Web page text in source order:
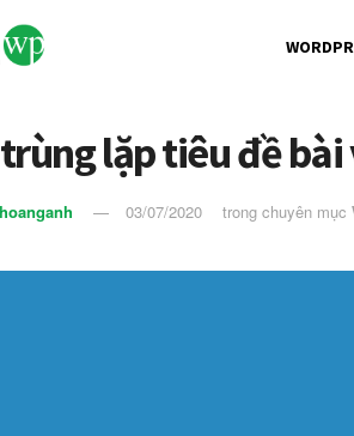
lặp tiêu đề
hoanganh 03/07/2020 trong chuyên mục